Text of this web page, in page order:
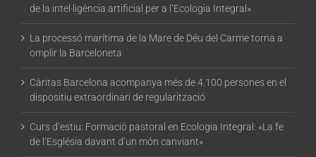
de la intel·ligència artificial per a l’Ecologia Integral»
La processó marítima de la Mare de Déu del Carme torna a
omplir la Barceloneta
Càritas Barcelona acompanya més de 4.100 persones en el
dispositiu extraordinari de regularització
Curs d’estiu: Formació pastoral en Ecologia Integral: «La fe
de l’Església davant d’un món canviant»